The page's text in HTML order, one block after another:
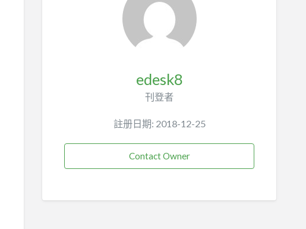
edesk8
刊登者
註册日期: 2018-12-25
Contact Owner